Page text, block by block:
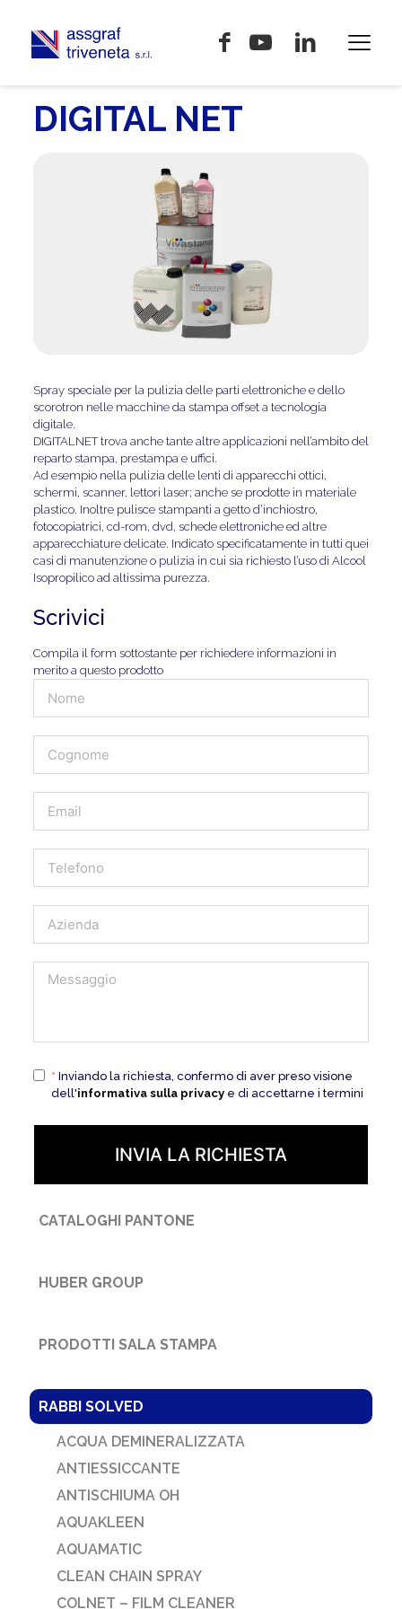
CATALOGHI PANTONE
HUBER GROUP
PRODOTTI SALA STAMPA
RABBI SOLVED
ACQUA DEMINERALIZZATA
ANTIESSICCANTE
ANTISCHIUMA OH
AQUAKLEEN
AQUAMATIC
CLEAN CHAIN SPRAY
COLNET – FILM CLEANER
DIGITAL NET
Spray speciale per la pulizia delle parti elettroniche e dello
scorotron nelle macchine da stampa offset a tecnologia
digitale.
DIGITALNET trova anche tante altre applicazioni nell’ambito del
reparto stampa, prestampa e uffici.
Ad esempio nella pulizia delle lenti di apparecchi ottici,
schermi, scanner, lettori laser; anche se prodotte in materiale
plastico. Inoltre pulisce stampanti a getto d’inchiostro,
fotocopiatrici, cd-rom, dvd, schede elettroniche ed altre
apparecchiature delicate. Indicato specificatamente in tutti quei
casi di manutenzione o pulizia in cui sia richiesto l’uso di Alcool
Isopropilico ad altissima purezza.
Scrivici
Compila il form sottostante per richiedere informazioni in
merito a questo prodotto
* Inviando la richiesta, confermo di aver preso visione
dell'informativa sulla privacye di accettarne i termini
INVIA LA RICHIESTA